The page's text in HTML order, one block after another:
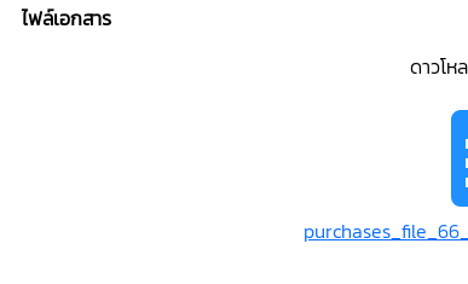
ไฟล์เอกสาร
ดาวโห